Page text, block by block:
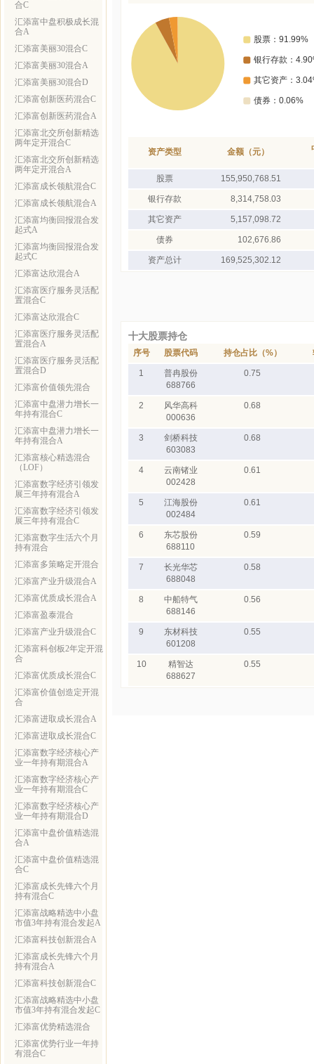
合C
汇添富中盘积极成长混
合A
汇添富美丽30混合C
汇添富美丽30混合A
汇添富美丽30混合D
汇添富创新医药混合C
汇添富创新医药混合A
汇添富北交所创新精选
两年定开混合C
汇添富北交所创新精选
两年定开混合A
汇添富成长领航混合C
汇添富成长领航混合A
汇添富均衡回报混合发
起式A
汇添富均衡回报混合发
起式C
汇添富达欣混合A
汇添富医疗服务灵活配
置混合C
汇添富达欣混合C
汇添富医疗服务灵活配
置混合A
汇添富医疗服务灵活配
置混合D
汇添富价值领先混合
汇添富中盘潜力增长一
年持有混合C
汇添富中盘潜力增长一
年持有混合A
汇添富核心精选混合
（LOF）
汇添富数字经济引领发
展三年持有混合A
汇添富数字经济引领发
展三年持有混合C
汇添富数字生活六个月
持有混合
汇添富多策略定开混合
汇添富产业升级混合A
汇添富优质成长混合A
汇添富盈泰混合
汇添富产业升级混合C
汇添富科创板2年定开混
合
汇添富优质成长混合C
汇添富价值创造定开混
合
汇添富进取成长混合A
汇添富进取成长混合C
汇添富数字经济核心产
业一年持有期混合A
汇添富数字经济核心产
业一年持有期混合C
汇添富数字经济核心产
业一年持有期混合D
汇添富中盘价值精选混
合A
汇添富中盘价值精选混
合C
汇添富成长先锋六个月
持有混合C
汇添富战略精选中小盘
市值3年持有混合发起A
汇添富科技创新混合A
汇添富成长先锋六个月
持有混合A
汇添富科技创新混合C
汇添富战略精选中小盘
市值3年持有混合发起C
汇添富优势精选混合
汇添富优势行业一年持
有混合C
资产类型 金额（元）
股票 155,950,768.51
银行存款 8,314,758.03
其它资产 5,157,098.72
债券 102,676.86
资产总计 169,525,302.12
十大股票持仓
序号 股票代码 持仓占比（%）
1
普冉股份
688766
0.75
2
风华高科
000636
0.68
3
剑桥科技
603083
0.68
4
云南锗业
002428
0.61
5
江海股份
002484
0.61
6
东芯股份
688110
0.59
7
长光华芯
688048
0.58
8
中船特气
688146
0.56
9
东材科技
601208
0.55
10
精智达
688627
0.55